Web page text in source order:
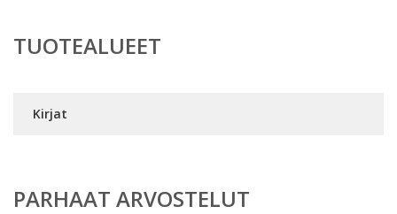
TUOTEALUEET
Kirjat
PARHAAT ARVOSTELUT